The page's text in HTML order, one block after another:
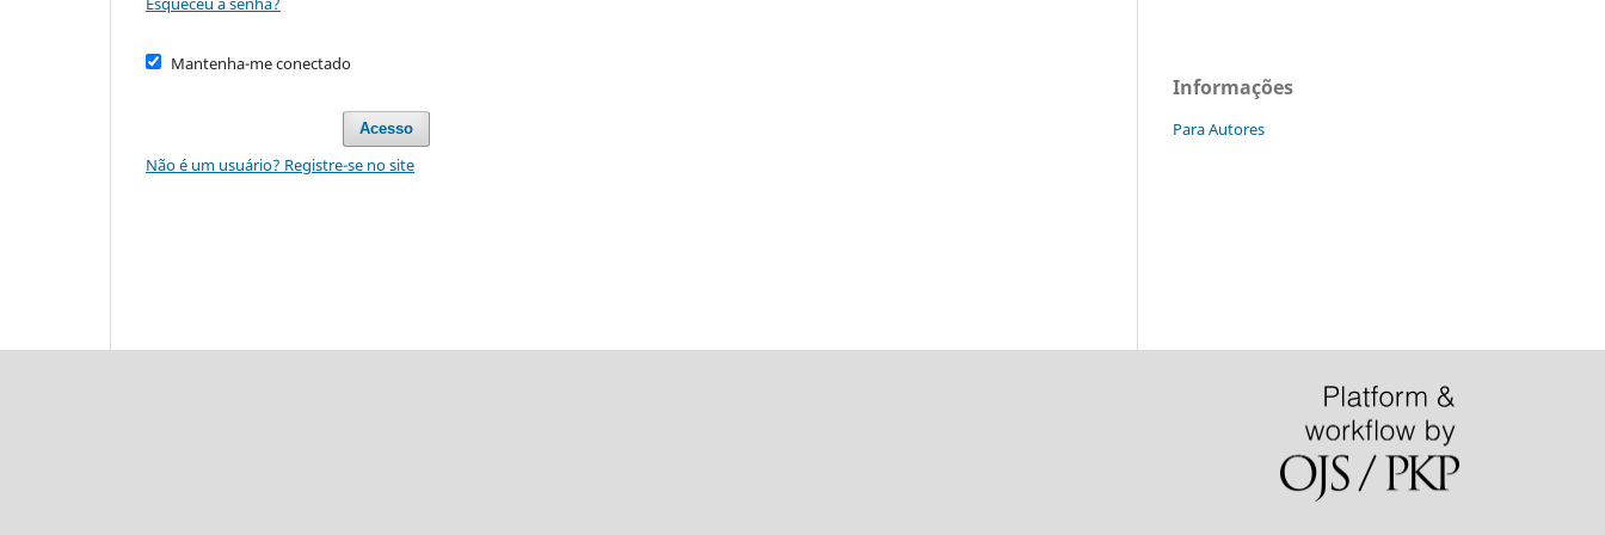
Mantenha-me conectado
Acesso
Não é um usuário? Registre-se no site
Informações
Para Autores